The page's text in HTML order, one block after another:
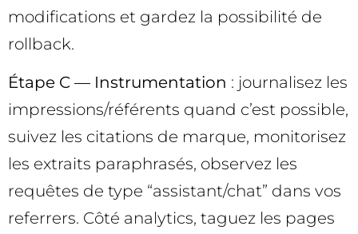
modifications et gardez la possibilité de
rollback.
Étape C — Instrumentation : journalisez les
impressions/référents quand c’est possible,
suivez les citations de marque, monitorisez
les extraits paraphrasés, observez les
requêtes de type “assistant/chat” dans vos
referrers. Côté analytics, taguez les pages